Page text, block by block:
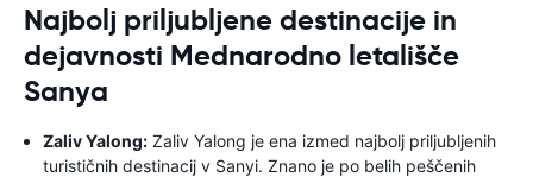
Najbolj priljubljene destinacije in
dejavnosti Mednarodno letališče
Sanya
Zaliv Yalong: Zaliv Yalong je ena izmed najbolj priljubljenih
turističnih destinacij v Sanyi. Znano je po belih peščenih